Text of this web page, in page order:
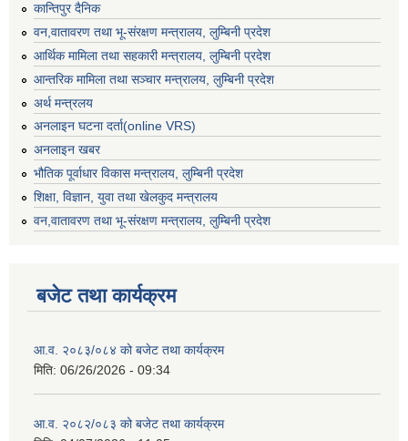
कान्तिपुर दैनिक
वन,वातावरण तथा भू-संरक्षण मन्त्रालय, लुम्बिनी प्रदेश
आर्थिक मामिला तथा सहकारी मन्त्रालय, लुम्बिनी प्रदेश
आन्तरिक मामिला तथा सञ्चार मन्त्रालय, लुम्बिनी प्रदेश
अर्थ मन्त्रलय
अनलाइन घटना दर्ता(online VRS)
अनलाइन खबर
भौतिक पूर्वाधार विकास मन्त्रालय, लुम्बिनी प्रदेश
शिक्षा, विज्ञान, युवा तथा खेलकुद मन्‍‍त्रालय
वन,वातावरण तथा भू-संरक्षण मन्त्रालय, लुम्बिनी प्रदेश
बजेट तथा कार्यक्रम
आ.व. २०८३/०८४ को बजेट तथा कार्यक्रम
मिति: 06/26/2026 - 09:34
आ.व. २०८२/०८३ को बजेट तथा कार्यक्रम